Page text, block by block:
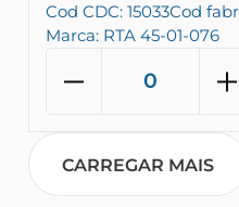
Cod CDC: 15033Cod
Marca: RTA 45-01-076
CARREGAR MAIS